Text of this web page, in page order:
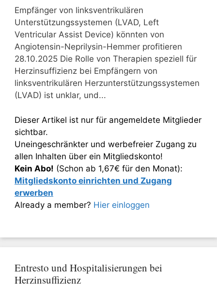
Empfänger von linksventrikulären
Unterstützungssystemen (LVAD, Left
Ventricular Assist Device) könnten von
Angiotensin-Neprilysin-Hemmer profitieren
28.10.2025 Die Rolle von Therapien speziell für
Herzinsuffizienz bei Empfängern von
linksventrikulären Herzunterstützungssystemen
(LVAD) ist unklar, und...
Dieser Artikel ist nur für angemeldete Mitglieder
sichtbar.
Uneingeschränkter und werbefreier Zugang zu
allen Inhalten über ein Mitgliedskonto!
Kein Abo! (Schon ab 1,67€ für den Monat):
Mitgliedskonto einrichten und Zugang
erwerben
Already a member? Hier einloggen
Entresto und Hospitalisierungen bei
Herzinsuffizienz